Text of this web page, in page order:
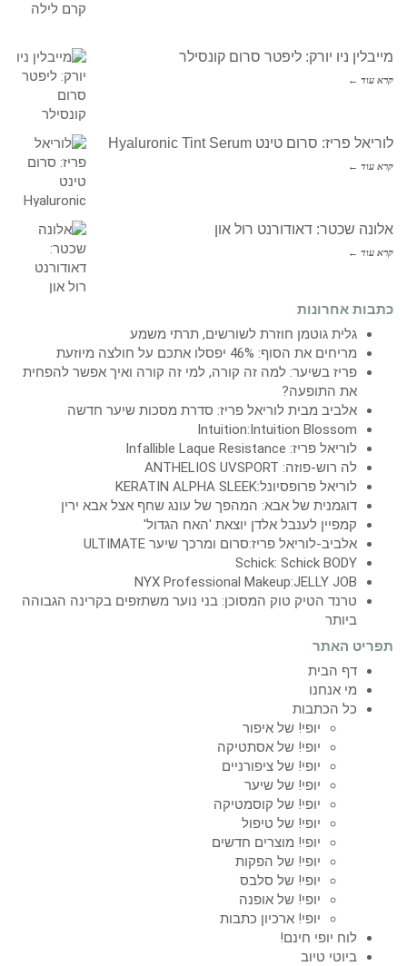
מייבלין ניו יורק: ליפטר סרום קונסילר
קרא עוד ←
לוריאל פריז: סרום טינט Hyaluronic Tint Serum
קרא עוד ←
אלונה שכטר: דאודורנט רול און
קרא עוד ←
כתבות אחרונות
גלית גוטמן חוזרת לשורשים, תרתי משמע
מריחים את הסוף: 46% יפסלו אתכם על חולצה מיוזעת
פריז בשיער: למה זה קורה, למי זה קורה ואיך אפשר להפחית
את התופעה?
אלביב מבית לוריאל פריז: סדרת מסכות שיער חדשה
Intuition:Intuition Blossom
לוריאל פריז: Infallible Laque Resistance
לה רוש-פוזה: ANTHELIOS UVSPORT
לוריאל פרופסיונל:KERATIN ALPHA SLEEK
דוגמנית של אבא: המהפך של עונג שחף אצל אבא ירין
קמפיין לענבל אלדן יוצאת 'האח הגדול'
אלביב-לוריאל פריז:סרום ומרכך שיער ULTIMATE
Schick: Schick BODY
NYX Professional Makeup:JELLY JOB
טרנד הטיק טוק המסוכן: בני נוער משתזפים בקרינה הגבוהה
ביותר
תפריט האתר
דף הבית
מי אנחנו
כל הכתבות
יופי! של איפור
יופי! של אסתטיקה
יופי! של ציפורניים
יופי! של שיער
יופי! של קוסמטיקה
יופי! של טיפול
יופי! מוצרים חדשים
יופי! של הפקות
יופי! של סלבס
יופי! של אופנה
יופי! ארכיון כתבות
לוח יופי חינם!
ביוטי טיוב